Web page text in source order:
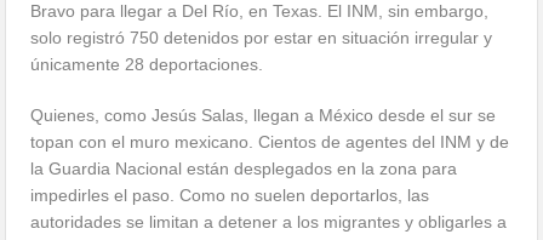
Bravo para llegar a Del Río, en Texas. El INM, sin embargo,
solo registró 750 detenidos por estar en situación irregular y
únicamente 28 deportaciones.
Quienes, como Jesús Salas, llegan a México desde el sur se
topan con el muro mexicano. Cientos de agentes del INM y de
la Guardia Nacional están desplegados en la zona para
impedirles el paso. Como no suelen deportarlos, las
autoridades se limitan a detener a los migrantes y obligarles a